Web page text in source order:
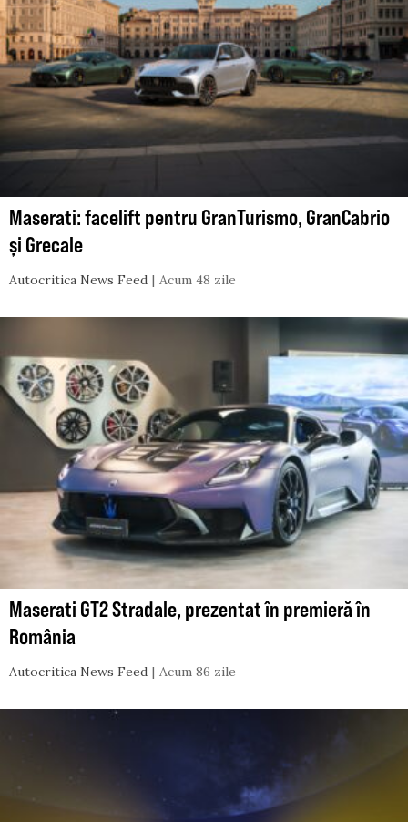
Maserati: facelift pentru GranTurismo, GranCabrio
și Grecale
Autocritica News Feed Acum 48 zile
Maserati GT2 Stradale, prezentat în premieră în
România
Autocritica News Feed Acum 86 zile